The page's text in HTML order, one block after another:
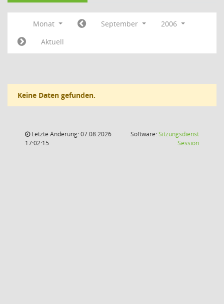
Monat September
2006
Aktuell
Keine Daten gefunden.
Letzte Änderung: 07.08.2026
17:02:15
Software:Sitzungsdienst
Session(Wird in